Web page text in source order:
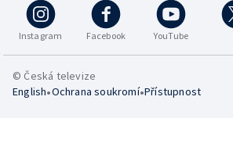
Instagram Facebook YouTube
© Česká televize
English•Ochrana soukromí•Přístupnost